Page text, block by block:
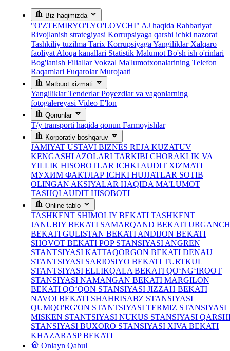
Biz haqimizda
"O'ZTEMIRYO'LYO'LOVCHI" AJ haqida Rahbariyat
Rivojlanish strategiyasi Korrupsiyaga qarshi ichki nazorat
Tashkiliy tuzilma Tarix Korrupsiyaga Yangiliklar Xalqaro
faoliyat Aloqa kanallari Statistik Malumot Bo'sh ish o'rinlari
Bog'lanish FiliallarVokzal Ma'lumotxonalarining Telefon
Raqamlari Fuqarolar Murojaati
Matbuot xizmati
YangiliklarTenderlarPoyezdlar va vagonlarning
fotogalereyasi Video E'lon
Qonunlar
T/y transporti haqida qonun Farmoyishlar
Korporativ boshqaruv
JAMIYAT USTAVI BIZNES REJA KUZATUV
KENGASHI AZOLARI TARKIBI CHORAKLIK VA
YILLIK HISOBOTLAR ICHKI AUDIT XIZMATI
МУХИМ ФАКТЛАР ICHKI HUJJATLAR SOTIB
OLINGAN AKSIYALAR HAQIDA MA’LUMOT
TASHQI AUDIT HISOBOTI
Online tablo
TASHKENT SHIMOLIY BEKATI TASHKENT
JANUBIY BEKATI SAMARQAND BEKATI URGANCH
BEKATI GULISTAN BEKATI ANDIJON BEKATI
SHOVOT BEKATI POP STANSIYASI ANGREN
STANTSIYASI KATTAQORGON BEKATI DENAU
STANTSIYASI SARIOSIYO BEKATI TURTKUL
STANTSIYASI ELLIKQALA BEKATI QO‘NG‘IROOT
STANSIYASI NAMANGAN BEKATI MARGILON
BEKATI QO‘QON STANSIYASI JIZZAH BEKATI
NAVOI BEKATI SHAHRISABZ STANSIYASI
QUMQO'RG'ON STANTSIYASI TERMIZ STANSIYASI
MISKEN STANTSIYASI NUKUS STANSIYASI
STANSIYASI BUXORO STANSIYASI XIVA BEKATI
KHAZARASP BEKATI
Onlayn Qabul